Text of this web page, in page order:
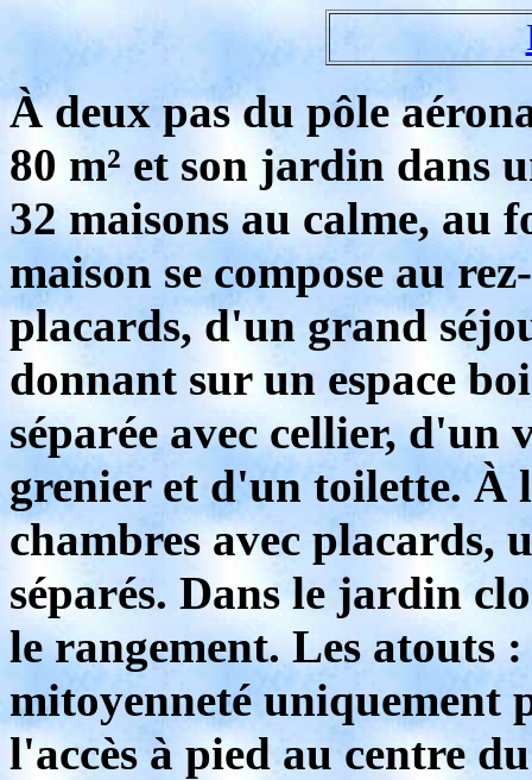
À deux pas du pôle
80 m² et son jardin dans
32 maisons au calme, au
maison se compose au
placards, d'un grand
donnant sur un espace
séparée avec cellier, d'un
grenier et d'un toilette. À
chambres avec placards,
séparés. Dans le jardin
le rangement. Les atouts
mitoyenneté uniquement
l'accès à pied au centre